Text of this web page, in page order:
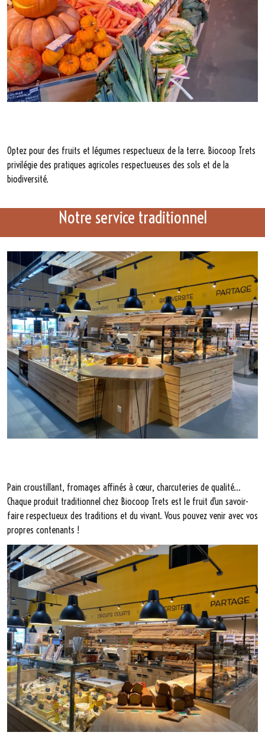
Optez pour des fruits et légumes respectueux de la terre. Biocoop Trets
privilégie des pratiques agricoles respectueuses des sols et de la
biodiversité.
Notre service traditionnel
Pain croustillant, fromages affinés à cœur, charcuteries de qualité…
Chaque produit traditionnel chez Biocoop Trets est le fruit d’un savoir-
faire respectueux des traditions et du vivant. Vous pouvez venir avec vos
propres contenants !